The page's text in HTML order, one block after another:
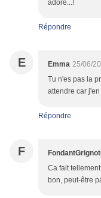
adoré...!
Répondre
E Emma 25/06/
Tu n'es pas la
attendre car
Répondre
F
Ca fait
bon, peut-être